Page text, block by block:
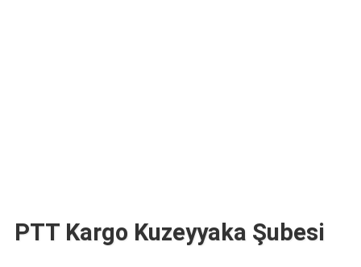
PTT Kargo Kuzeyyaka Şubesi